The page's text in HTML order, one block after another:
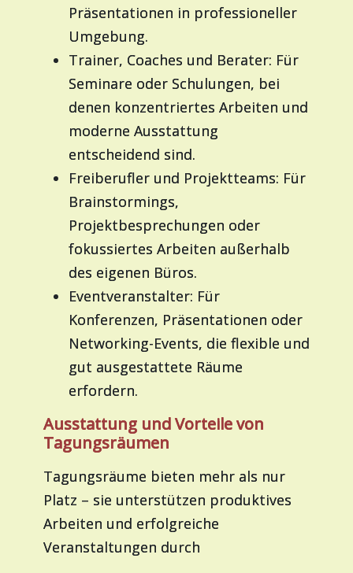
Präsentationen in professioneller
Umgebung.
Trainer, Coaches und Berater: Für
Seminare oder Schulungen, bei
denen konzentriertes Arbeiten und
moderne Ausstattung
entscheidend sind.
Freiberufler und Projektteams: Für
Brainstormings,
Projektbesprechungen oder
fokussiertes Arbeiten außerhalb
des eigenen Büros.
Eventveranstalter: Für
Konferenzen, Präsentationen oder
Networking-Events, die flexible und
gut ausgestattete Räume
erfordern.
Ausstattung und Vorteile von
Tagungsräumen
Tagungsräume bieten mehr als nur
Platz – sie unterstützen produktives
Arbeiten und erfolgreiche
Veranstaltungen durch